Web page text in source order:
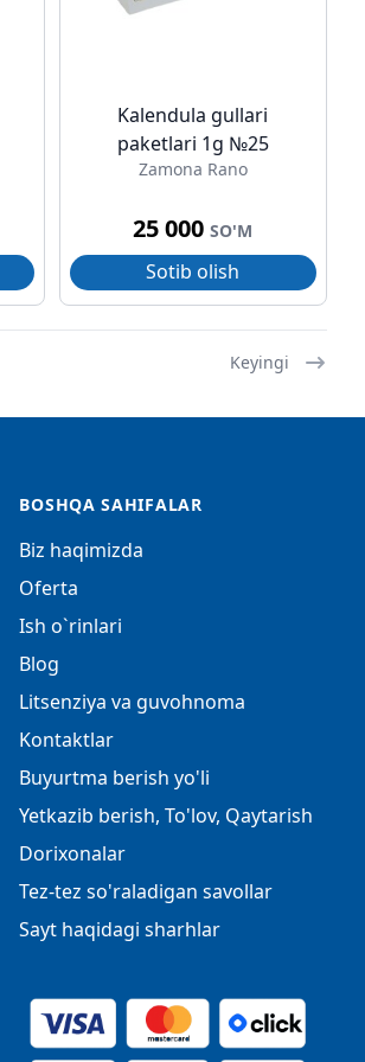
Kalendula gullari
paketlari 1g №25
Zamona Rano
25 000SO'M
Sotib olish
Keyingi
BOSHQA SAHIFALAR
Biz haqimizda
Oferta
Ish o`rinlari
Blog
Litsenziya va guvohnoma
Kontaktlar
Buyurtma berish yo'li
Yetkazib berish, To'lov, Qaytarish
Dorixonalar
Tez-tez so'raladigan savollar
Sayt haqidagi sharhlar